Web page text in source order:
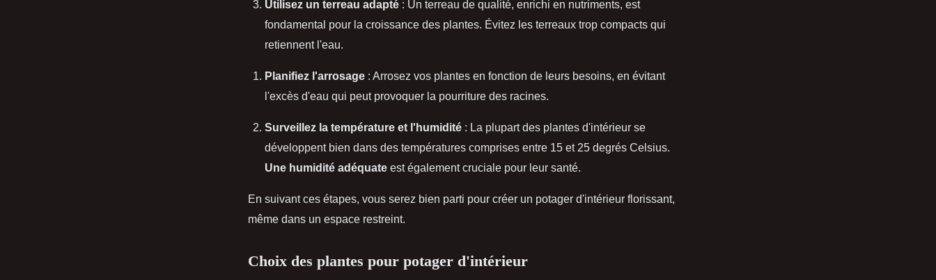
Utilisez un terreau adapté : Un terreau de qualité, enrichi en nutriments, est
fondamental pour la croissance des plantes. Évitez les terreaux trop compacts qui
retiennent l'eau.
Planifiez l'arrosage : Arrosez vos plantes en fonction de leurs besoins, en évitant
l'excès d'eau qui peut provoquer la pourriture des racines.
Surveillez la température et l'humidité : La plupart des plantes d'intérieur se
développent bien dans des températures comprises entre 15 et 25 degrés Celsius.
Une humidité adéquate est également cruciale pour leur santé.
En suivant ces étapes, vous serez bien parti pour créer un potager d'intérieur florissant,
même dans un espace restreint.
Choix des plantes pour potager d'intérieur